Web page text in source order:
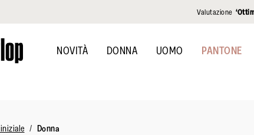
Valutazione
NOVITÀ DONNA UOMO PANTONE
Donna